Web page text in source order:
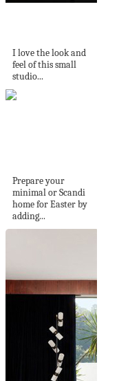
I love the look and
feel of this small
studio...
Prepare your
minimal or Scandi
home for Easter by
adding...